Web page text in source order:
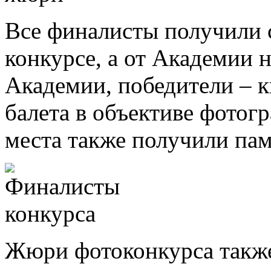
Все финалисты получили
конкурсе, а от Академии
Академии, победители –
балета в объективе
места также получили
Жюри фотоконкурса